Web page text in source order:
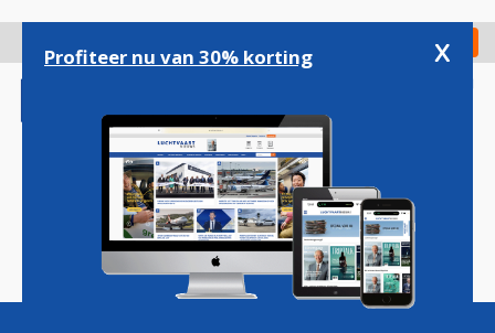
gaan
Check in
Magazine Podcasts Vacatures
Profiteer nu van 30% korting x